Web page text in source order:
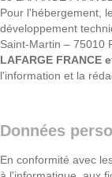
Pour l'hébergement,
développement
Saint-Martin – 75010
LAFARGE FRANCE
l'information et la
Données
En conformité avec